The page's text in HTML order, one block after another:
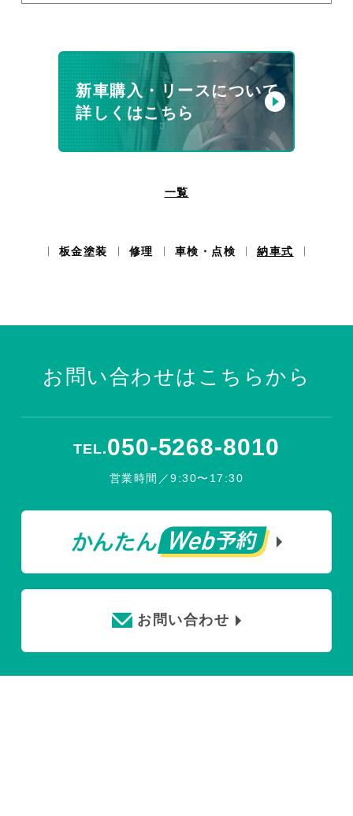
新車購入・リースについて
詳しくはこちら
一覧
板金塗装 修理 車検・点検 納車式
お問い合わせはこちらから
TEL.050-5268-8010
営業時間／9:30〜17:30
お問い合わせ